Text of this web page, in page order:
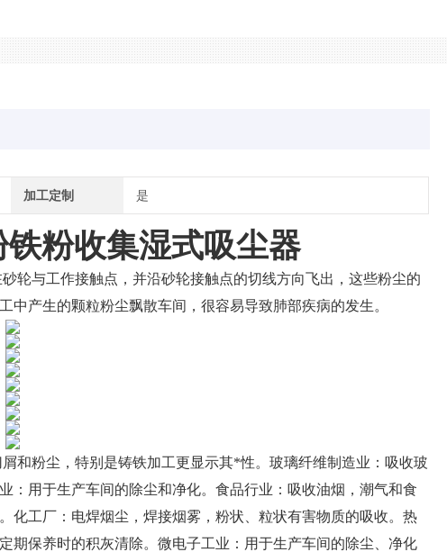
加工定制 是
粉收集湿式吸尘器
轮与工作接触点，并沿砂轮接触点的切线方向飞出，这些粉尘的
产生的颗粒粉尘飘散车间，很容易导致肺部疾病的发生。
和粉尘，特别是铸铁加工更显示其*性。玻璃纤维制造业：吸收玻
：用于生产车间的除尘和净化。食品行业：吸收油烟，潮气和食
化工厂：电焊烟尘，焊接烟雾，粉状、粒状有害物质的吸收。热
期保养时的积灰清除。微电子工业：用于生产车间的除尘、净化